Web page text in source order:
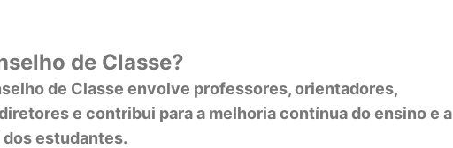
de Classe?
de Classe envolve professores, orientadores,
e contribui para a melhoria contínua do ensino e a
estudantes.